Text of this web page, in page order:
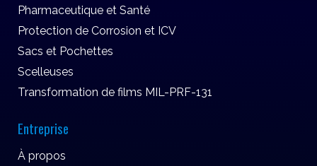
Pharmaceutique et Santé
Protection de Corrosion et ICV
Sacs et Pochettes
Scelleuses
Transformation de films MIL-PRF-131
Entreprise
À propos